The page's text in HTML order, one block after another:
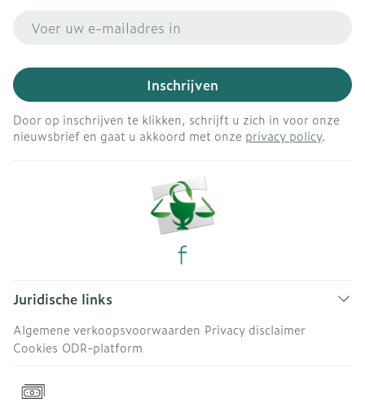
Inschrijven
Door op inschrijven te klikken, schrijft u zich in voor onze
nieuwsbrief en gaat u akkoord met onze privacy policy.
Juridische links
Algemene verkoopsvoorwaarden Privacy disclaimer
Cookies ODR-platform